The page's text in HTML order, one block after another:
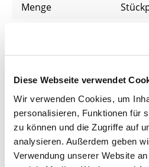
Diese Webseite verwendet
Wir verwenden Cookies, um
personalisieren, Funktionen für
zu können und die Zugriffe auf
analysieren. Außerdem geben
Verwendung unserer Website
Menge
ab25 4,69
ab100 4,49
Preise inkl. MwSt.zzgl.
Lieferzeit: 4 - 8 Werktage
Produkt Anzahl: Gib